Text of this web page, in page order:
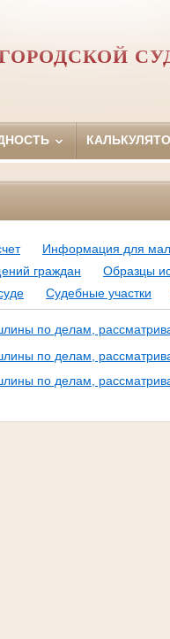
Информация для
граждан
Образцы
Судебные участки
по делам,
по делам,
по делам,